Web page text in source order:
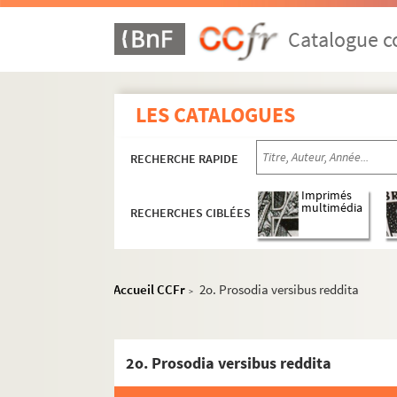
Catalogue
LES CATALOGUES
RECHERCHE RAPIDE
RECHERCHES CIBLÉES
Imprimés
multimédia
Accueil CCFr > 2o. Prosodia versibus reddita
2o. Prosodia versibus reddita
1832. Lettres de la Reverende Mere
1833. (Recueil)
1835. Exceptiones Decretalium trium
1836. (Breviarium officii vespertini, ad
1837. (Guillelmi de Lancea, de ordine
1839. Fratris Petri (de ordine fratrum
1840. (Recueil)
1844. Bartholomei Brixiensis Questiones
1845. (Petri de Riga Aurora)